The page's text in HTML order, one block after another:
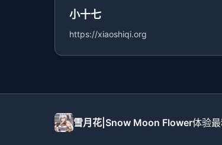
小十七
https://xiaoshiqi.org
雪月花|Snow Moon Flower体验